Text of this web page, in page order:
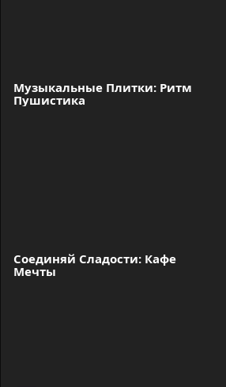
Музыкальные Плитки: Ритм
Пушистика
Соединяй Сладости: Кафе
Мечты